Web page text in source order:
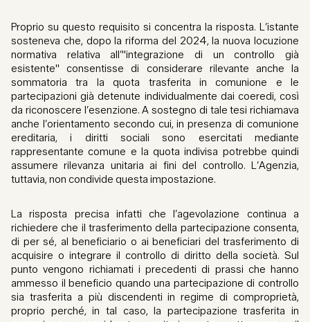
Proprio su questo requisito si concentra la risposta. L’istante
sosteneva che, dopo la riforma del 2024, la nuova locuzione
normativa relativa all’"integrazione di un controllo già
esistente" consentisse di considerare rilevante anche la
sommatoria tra la quota trasferita in comunione e le
partecipazioni già detenute individualmente dai coeredi, così
da riconoscere l’esenzione. A sostegno di tale tesi richiamava
anche l’orientamento secondo cui, in presenza di comunione
ereditaria, i diritti sociali sono esercitati mediante
rappresentante comune e la quota indivisa potrebbe quindi
assumere rilevanza unitaria ai fini del controllo. L’Agenzia,
tuttavia, non condivide questa impostazione.
La risposta precisa infatti che l’agevolazione continua a
richiedere che il trasferimento della partecipazione consenta,
di per sé, al beneficiario o ai beneficiari del trasferimento di
acquisire o integrare il controllo di diritto della società. Sul
punto vengono richiamati i precedenti di prassi che hanno
ammesso il beneficio quando una partecipazione di controllo
sia trasferita a più discendenti in regime di comproprietà,
proprio perché, in tal caso, la partecipazione trasferita in